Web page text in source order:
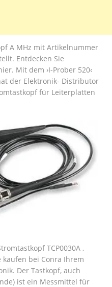
A MHz mit Artikelnummer
Entdecken Sie
Mit dem ›I-Prober 520‹
der Elektronik- Distributor
für Leiterplatten
TCP0030A ,
kaufen bei Conra Ihrem
Der Tastkopf, auch
ist ein Messmittel für